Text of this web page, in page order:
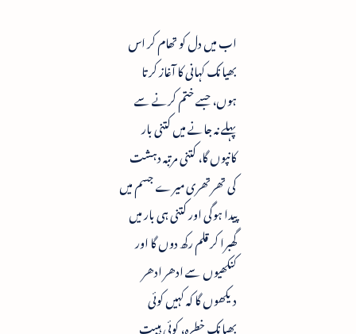
اب میں دل کو تھام کر اس
بھیانک کہانی کا آغاز کرتا
ہوں، جسے ختم کرنے سے
پہلے نہ جانے میں کتنی بار
کانپوں گا، کتنی مرتبہ دہشت
کی تھرتھری میرے جسم میں
پیدا ہوگی اور کتنی ہی بار میں
گھبرا کر قلم رکھ دوں گا اور
کنکھیوں سے ادھر ادھر
دیکھوں گا کہ کہیں کوئی
بھیانک خطرہ، کوئی ہیبت